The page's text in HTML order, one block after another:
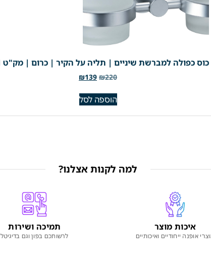
כוס כפולה למברשת שיניים | תליה על הקיר | כרום | מק"ט 971
₪220
₪139
הוספה לסל
למה לקנות אצלנו?
איכות מוצר
אופנה ייחודיים ואיכותיים
תמיכה ושירות
לרשותכם בפון וגם בדיגיטל